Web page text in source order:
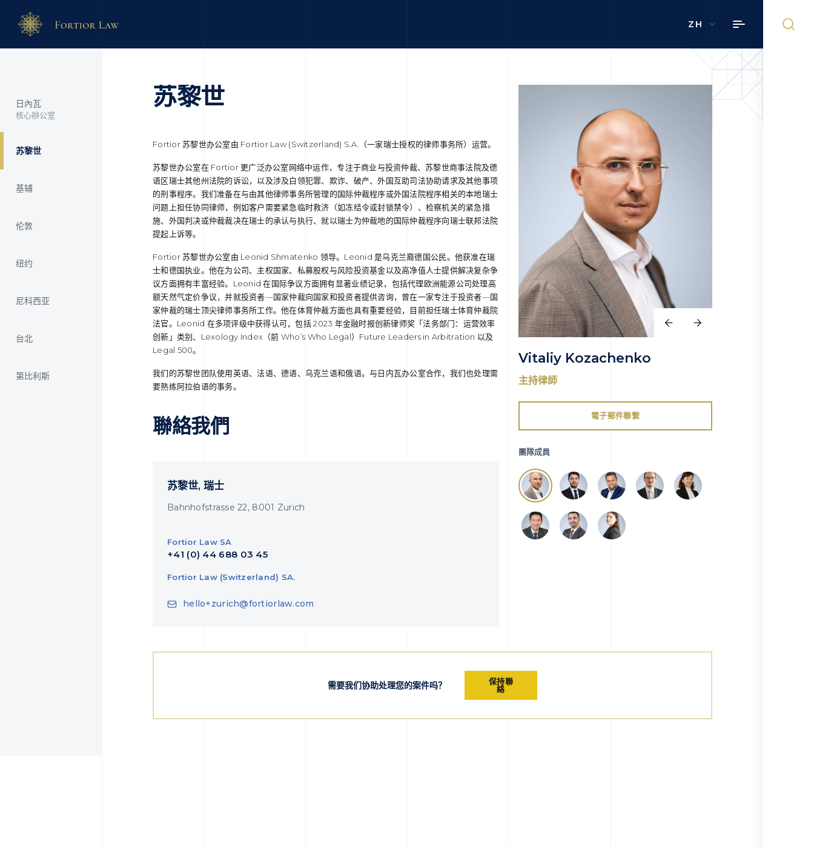
ZH
日內瓦
核心辦公室
苏黎世
基辅
伦敦
纽约
尼科西亚
台北
第比利斯
苏黎世
Fortior 苏黎世办公室由 Fortior Law (Switzerland) S.A.（一家瑞士授权的律师事务所）运营。
苏黎世办公室在 Fortior 更广泛办公室网络中运作，专注于商业与投资仲裁、苏黎世商事法院及德
语区瑞士其他州法院的诉讼，以及涉及白领犯罪、欺诈、破产、外国互助司法协助请求及其他事项
的刑事程序。我们准备在与由其他律师事务所管理的国际仲裁程序或外国法院程序相关的本地瑞士
问题上担任协同律师，例如客户需要紧急临时救济（如冻结令或封锁禁令）、检察机关的紧急措
施、外国判决或仲裁裁决在瑞士的承认与执行、就以瑞士为仲裁地的国际仲裁程序向瑞士联邦法院
提起上诉等。
Fortior 苏黎世办公室由 Leonid Shmatenko 领导。Leonid 是乌克兰裔德国公民。他获准在瑞
士和德国执业。他在为公司、主权国家、私募股权与风险投资基金以及高净值人士提供解决复杂争
议方面拥有丰富经验。Leonid 在国际争议方面拥有显著业绩记录，包括代理欧洲能源公司处理高
额天然气定价争议，并就投资者—国家仲裁向国家和投资者提供咨询，曾在一家专注于投资者—国
家仲裁的瑞士顶尖律师事务所工作。他在体育仲裁方面也具有重要经验，目前担任瑞士体育仲裁院
法官。Leonid 在多项评级中获得认可，包括 2023 年金融时报创新律师奖「法务部门：运营效率
创新」类别、Lexology Index（前 Who’s Who Legal）Future Leaders in Arbitration 以及
Legal 500。
我们的苏黎世团队使用英语、法语、德语、乌克兰语和俄语。与日内瓦办公室合作，我们也处理需
要熟练阿拉伯语的事务。
聯絡我們
苏黎世, 瑞士
Bahnhofstrasse 22, 8001 Zurich
Fortior Law SA
+41 (0) 44 688 03 45
Fortior Law (Switzerland) SA.
hello+zurich@fortiorlaw.com
办事处负责人
Vitaliy Kozachenko
主持律師
電子郵件聯繫
團隊成員
需要我们协助处理您的案件吗？
保持聯
絡